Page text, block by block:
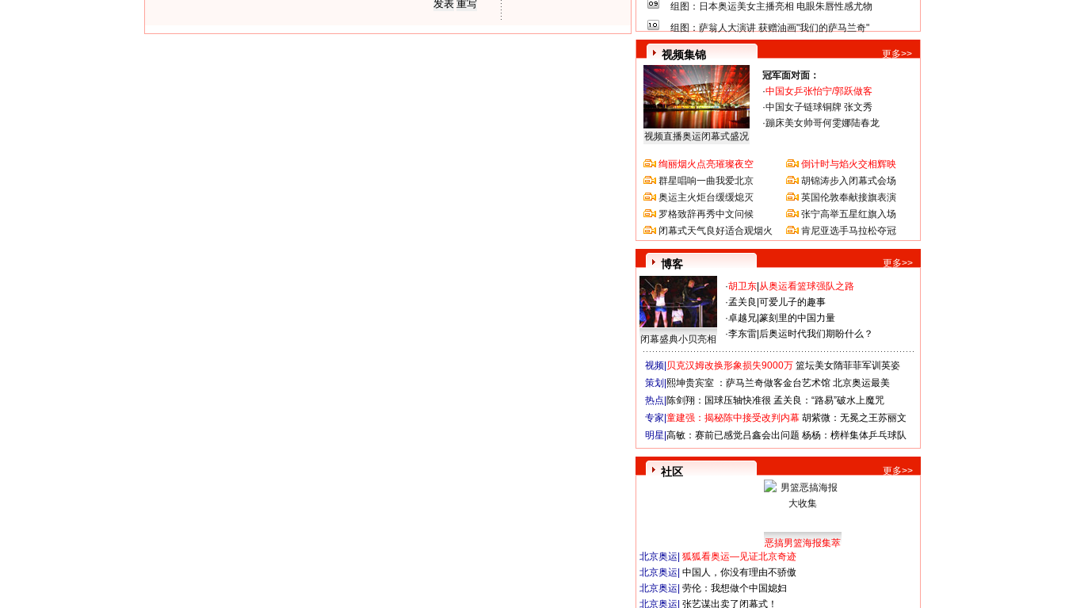
组图：日本奥运美女主播亮相 电眼朱唇性感尤物
组图：萨翁人大演讲 获赠油画"我们的萨马兰奇"
视频集锦 更多>>
视频直播奥运闭幕式盛况
冠军面对面：
·中国女乒张怡宁/郭跃做客
·中国女子链球铜牌 张文秀
·蹦床美女帅哥何雯娜陆春龙
绚丽烟火点亮璀璨夜空
群星唱响一曲我爱北京
奥运主火炬台缓缓熄灭
罗格致辞再秀中文问候
闭幕式天气良好适合观烟火
倒计时与焰火交相辉映
胡锦涛步入闭幕式会场
英国伦敦奉献接旗表演
张宁高举五星红旗入场
肯尼亚选手马拉松夺冠
博客 更多>>
闭幕盛典小贝亮相
·胡卫东 从奥运看篮球强队之路
·孟关良 可爱儿子的趣事
·卓越兄 篆刻里的中国力量
·李东雷 后奥运时代我们期盼什么？
视频| 贝克汉姆改换形象损失9000万 篮坛美女隋菲菲军训英姿
策划| 熙坤贵宾室 ：萨马兰奇做客金台艺术馆 北京奥运最美
热点| 陈剑翔：国球压轴快准很 孟关良：“路易”破水上魔咒
专家| 童建强：揭秘陈中接受改判内幕 胡紫微：无冕之王苏丽文
明星| 高敏：赛前已感觉吕鑫会出问题 杨杨：榜样集体乒乓球队
社区 更多>>
恶搞男篮海报集萃
北京奥运 狐狐看奥运—见证北京奇迹
北京奥运 中国人，你没有理由不骄傲
北京奥运 劳伦：我想做个中国媳妇
北京奥运 张艺谋出卖了闭幕式！